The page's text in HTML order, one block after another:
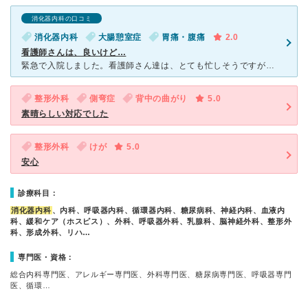
消化器内科の口コミ
消化器内科 大腸憩室症 胃痛・腹痛
2.0
看護師さんは、良いけど…
緊急で入院しました。看護師さん達は、とても忙しそうですが、いつもニコニコと接していただき不安な気持ちが、なくなりました。 ただ病室は、古く、それは、仕方ないですが、掃除が全然できてなく、トイレは、ず
整形外科 側弯症 背中の曲がり
5.0
素晴らしい対応でした
整形外科 けが
5.0
安心
診療科目：
消化器内科 、内科、呼吸器内科、循環器内科、糖尿病科、神経内科、血液内
科、緩和ケア（ホスピス）、外科、呼吸器外科、乳腺科、脳神経外科、整形外
科、形成外科、リハ…
専門医・資格：
総合内科専門医、アレルギー専門医、外科専門医、糖尿病専門医、呼吸器専門
医、循環…